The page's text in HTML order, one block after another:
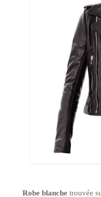
Robe blanche trouvée